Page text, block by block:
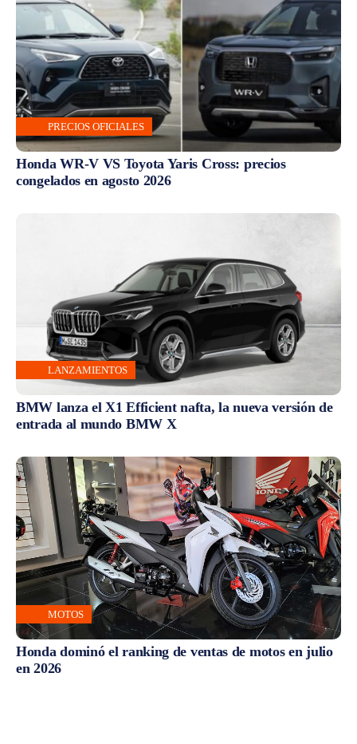
PRECIOS OFICIALES
Honda WR-V VS Toyota Yaris Cross: precios
congelados en agosto 2026
LANZAMIENTOS
BMW lanza el X1 Efficient nafta, la nueva versión de
entrada al mundo BMW X
MOTOS
Honda dominó el ranking de ventas de motos en julio
en 2026